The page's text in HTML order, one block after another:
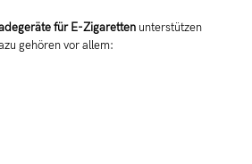
für E-Zigaretten unterstützen
gehören vor allem: